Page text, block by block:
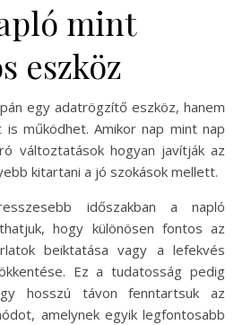
mint
eszköz
egy adatrögzítő eszköz, hanem
is működhet. Amikor nap mint nap
változtatások hogyan javítják az
kitartani a jó szokások mellett.
időszakban a napló
hogy különösen fontos az
beiktatása vagy a lefekvés
Ez a tudatosság pedig
hosszú távon fenntartsuk az
amelynek egyik legfontosabb